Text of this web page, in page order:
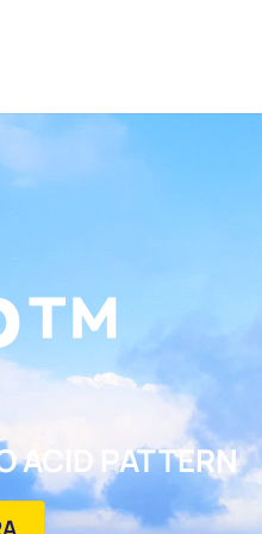
ACID PATTERN